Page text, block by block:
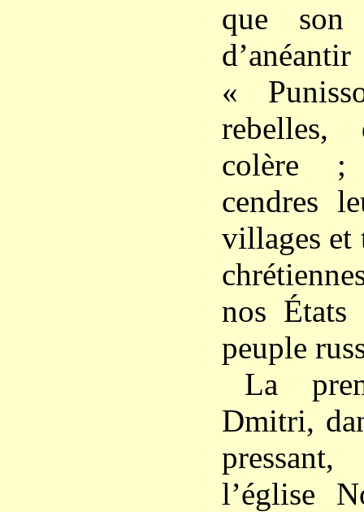
que son
«
colère ;
cendres
villages et
nos
peuple
La
Dmitri,
l’église